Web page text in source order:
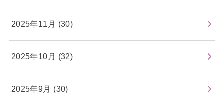
2025年11月 (30)
2025年10月 (32)
2025年9月 (30)